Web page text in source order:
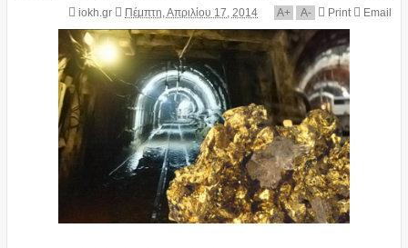
iokh.gr Πέμπτη, Απριλίου 17, 2014 A+ A- Print Email